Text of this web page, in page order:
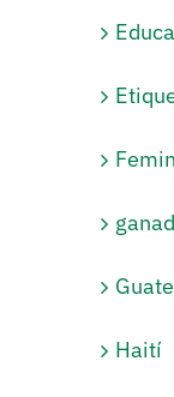
Haití